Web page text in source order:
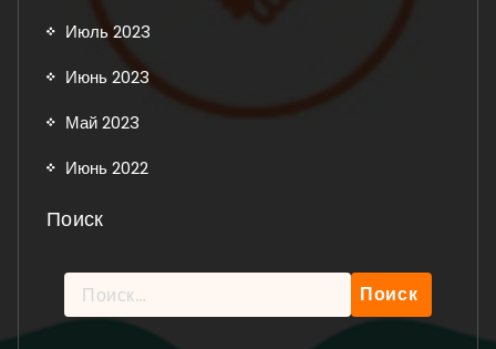
Июль 2023
Июнь 2023
Май 2023
Июнь 2022
Поиск
Найти: